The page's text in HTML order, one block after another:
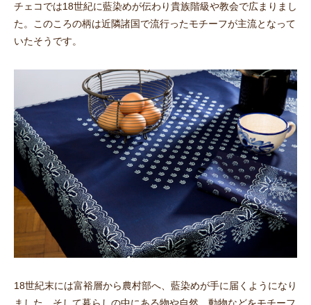
チェコでは18世紀に藍染めが伝わり貴族階級や教会で広まりまし
た。このころの柄は近隣諸国で流行ったモチーフが主流となって
いたそうです。
18世紀末には富裕層から農村部へ、藍染めが手に届くようになり